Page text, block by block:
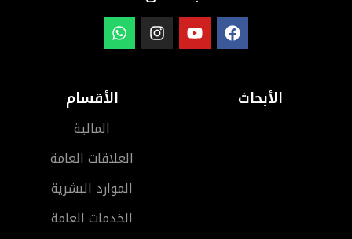
الأبحاث الأقسام
المالية
العلاقات العامة
الموارد البشرية
الخدمات العامة